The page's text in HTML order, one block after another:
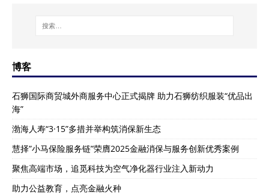
博客
石狮国际商贸城外商服务中心正式揭牌 助力石狮纺织服装“优品出
海”
渤海人寿“3·15”多措并举构筑消保新生态
慧择”小马保险服务链”荣膺2025金融消保与服务创新优秀案例
聚焦高端市场，追觅科技为空气净化器行业注入新动力
助力公益教育，点亮金融火种